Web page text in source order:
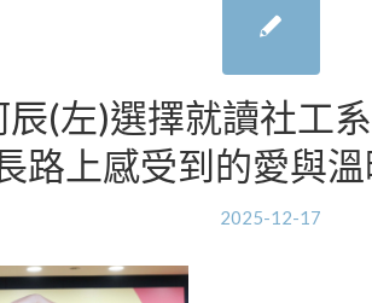
(左)選擇就讀社工
路上感受到的愛與
2025-12-17